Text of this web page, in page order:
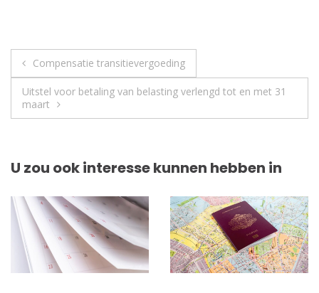
Berichtnavigatie
Compensatie transitievergoeding
Uitstel voor betaling van belasting verlengd tot en met 31
maart
U zou ook interesse kunnen hebben in